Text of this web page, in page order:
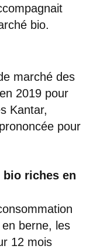
bio.
marché des
2019 pour
Kantar,
pour
riches en
berne, les
12 mois